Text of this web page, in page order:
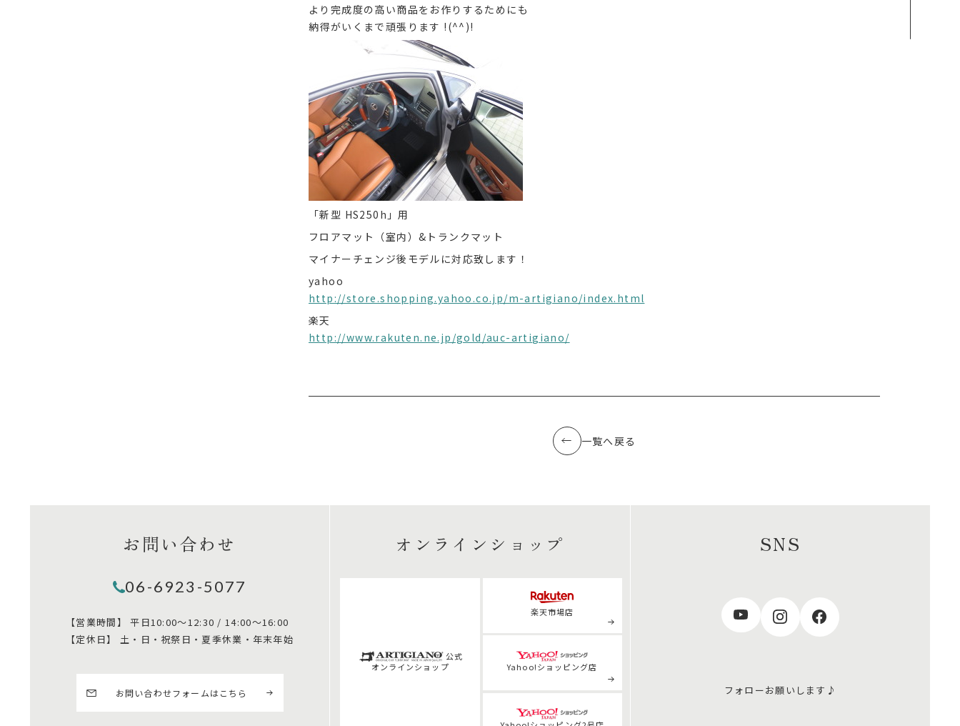
より完成度の高い商品をお作りするためにも
納得がいくまで頑張ります !(^^)!
「新型 HS250h」用
フロアマット（室内）&トランクマット
マイナーチェンジ後モデルに対応致します！
yahoo
http://store.shopping.yahoo.co.jp/m-artigiano/index.html
楽天
http://www.rakuten.ne.jp/gold/auc-artigiano/
一覧へ戻る
お問い合わせ
06-6923-5077
【営業時間】平日10:00～12:30 / 14:00～16:00
【定休日】
土・日・祝祭日・夏季休業・年末年始
お問い合わせフォームはこちら
オンラインショップ
公式
オンラインショップ
楽天市場店
Yahoo!ショッピング店
SNS
フォローお願いします♪